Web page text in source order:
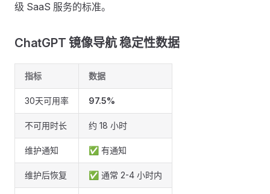
级 SaaS 服务的标准。
ChatGPT 镜像导航 稳定性数据 ​
指标 数据
30天可用率 97.5%
不可用时长 约 18 小时
维护通知 ✅ 有通知
维护后恢复 ✅ 通常 2-4 小时内